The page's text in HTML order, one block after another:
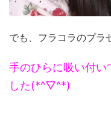
でも、フラコラのプラ
手のひらに吸い付い
した(*^▽^*)